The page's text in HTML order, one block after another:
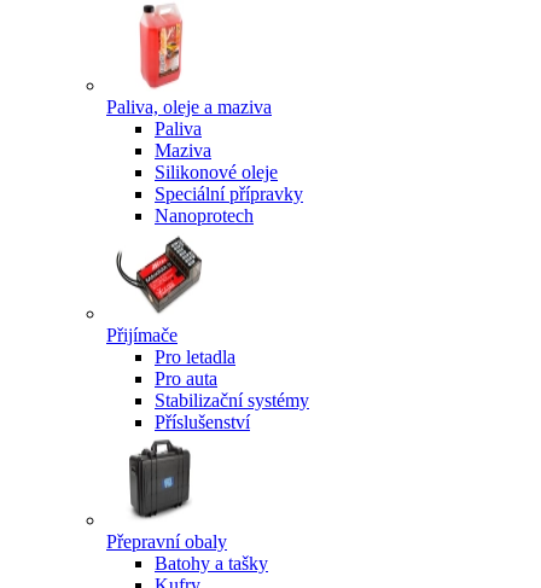
Paliva, oleje a maziva
Paliva
Maziva
Silikonové oleje
Speciální přípravky
Nanoprotech
Přijímače
Pro letadla
Pro auta
Stabilizační systémy
Příslušenství
Přepravní obaly
Batohy a tašky